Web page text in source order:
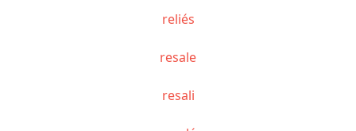
reliés
resale
resali